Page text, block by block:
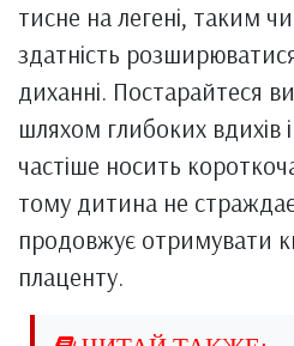
тисне на легені, таким
здатність
диханні. Постарайтеся
шляхом глибоких вдихів
частіше носить
тому дитина не страждає
продовжує отримувати
плаценту.